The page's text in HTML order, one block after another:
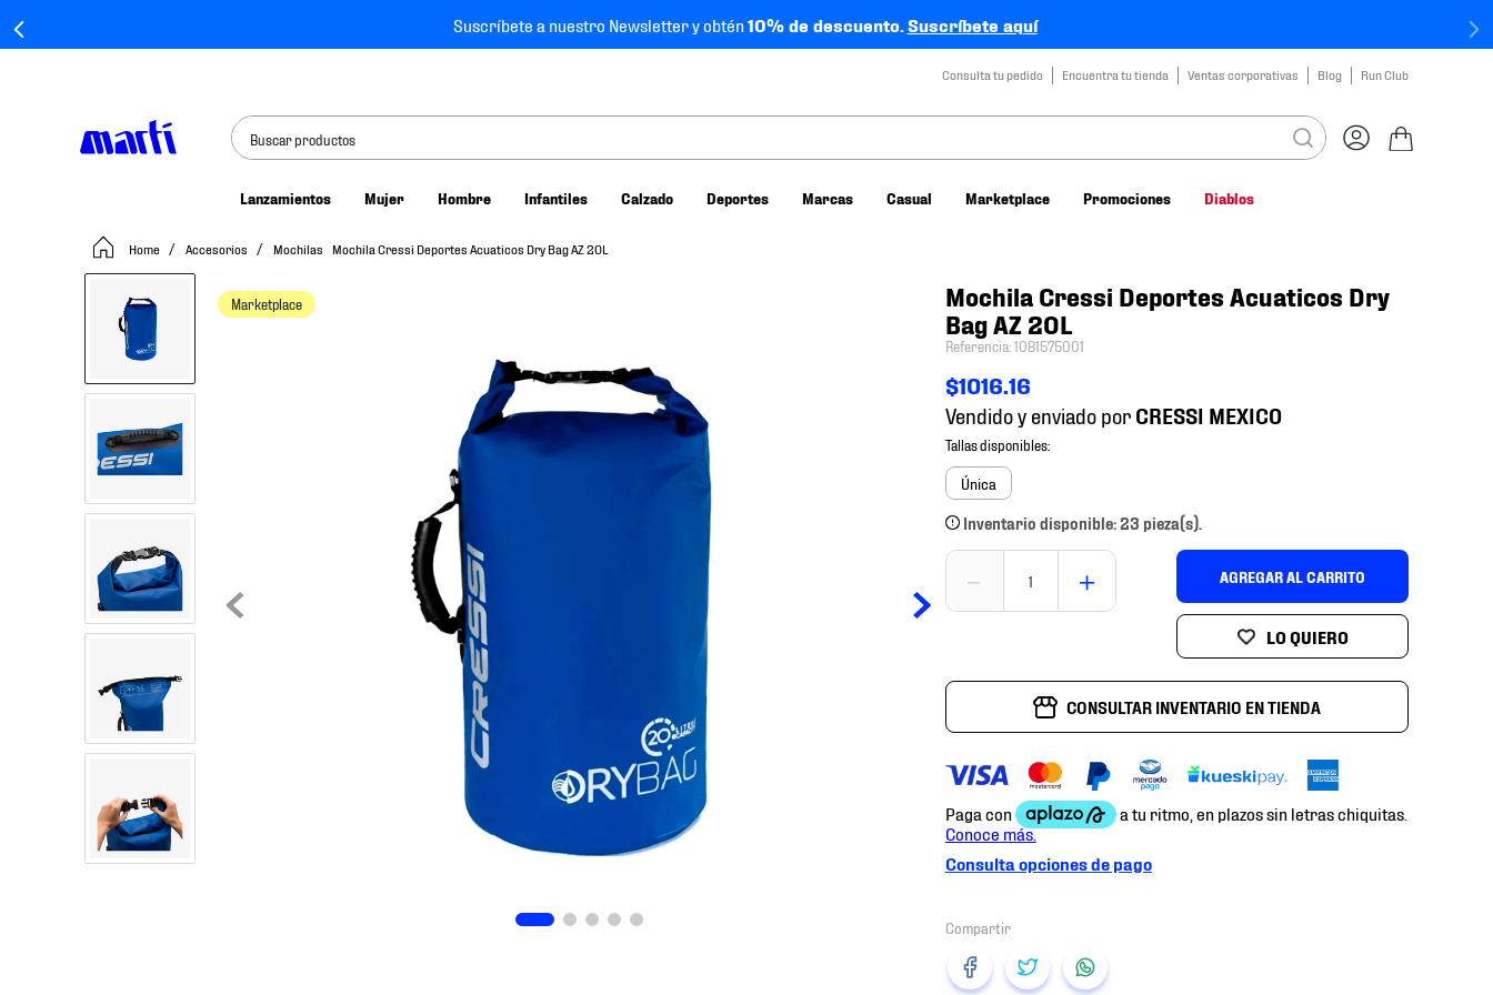
Suscríbete a nuestro Newsletter y obtén10% de descuento.Suscríbete aquí
Consulta tu pedido Encuentra tu tienda Ventas corporativas Blog Run Club
Buscar productos
Lanzamientos Mujer Hombre Infantiles Calzado Deportes Marcas Casual Marketplace Promociones Diablos
Accesorios Mochilas Mochila Cressi Deportes Acuaticos Dry Bag AZ 20L
Marketplace
Mochila Cressi Deportes Acuaticos Dry
Bag AZ 20L
Referencia:1081575001
$1016.16
Vendido y enviado por
Única
Inventario disponible: 23 pieza(s).
＋
－ AGREGAR AL CARRITO
CONSULTAR INVENTARIO EN TIENDA
Consulta opciones de pago
tenis mujer
tenis hombre
mochila
tenis niño
tenis nike